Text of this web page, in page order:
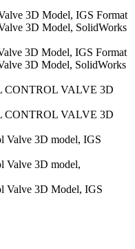
3D Model, IGS Format
3D Model, SolidWorks
3D Model, IGS Format
3D Model, SolidWorks
VALVE 3D
VALVE 3D
Valve 3D model, IGS
Valve 3D model,
Valve 3D Model, IGS